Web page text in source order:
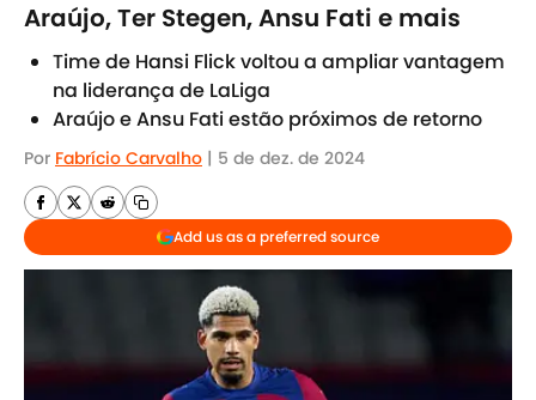
Araújo, Ter Stegen, Ansu Fati e mais
Time de Hansi Flick voltou a ampliar vantagem
na liderança de LaLiga
Araújo e Ansu Fati estão próximos de retorno
Por Fabrício Carvalho | 5 de dez. de 2024
Add us as a preferred source